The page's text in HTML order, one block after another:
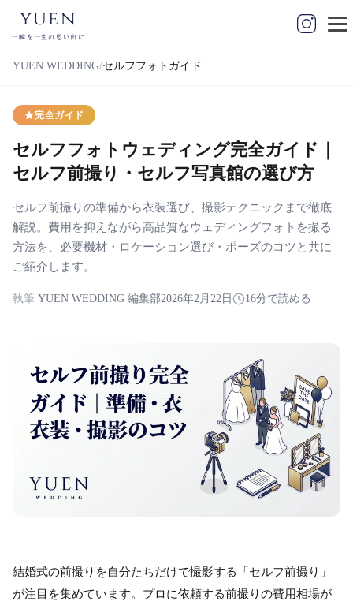
yuen
一瞬を一生の思い出に
YUEN WEDDING セルフフォトガイド
完全ガイド
セルフフォトウェディング完全ガイド｜
セルフ前撮り・セルフ写真館の選び方
セルフ前撮りの準備から衣装選び、撮影テクニックまで徹底
解説。費用を抑えながら高品質なウェディングフォトを撮る
方法を、必要機材・ロケーション選び・ポーズのコツと共に
ご紹介します。
執筆 YUEN WEDDING 編集部2026年2月22日 16分で読める
結婚式の前撮りを自分たちだけで撮影する「セルフ前撮り」
が注目を集めています。プロに依頼する前撮りの費用相場が